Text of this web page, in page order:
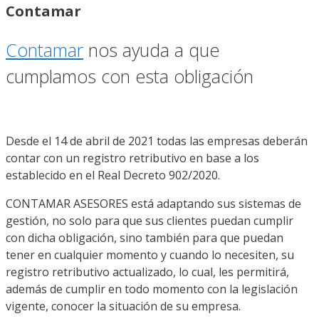
Contamar
Contamar nos ayuda a que
cumplamos con esta obligación
Desde el 14 de abril de 2021 todas las empresas deberán
contar con un registro retributivo en base a los
establecido en el Real Decreto 902/2020.
CONTAMAR ASESORES está adaptando sus sistemas de
gestión, no solo para que sus clientes puedan cumplir
con dicha obligación, sino también para que puedan
tener en cualquier momento y cuando lo necesiten, su
registro retributivo actualizado, lo cual, les permitirá,
además de cumplir en todo momento con la legislación
vigente, conocer la situación de su empresa.